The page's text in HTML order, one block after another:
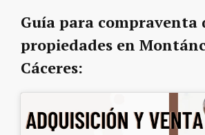
Guía para compraventa
propiedades en
Cáceres: